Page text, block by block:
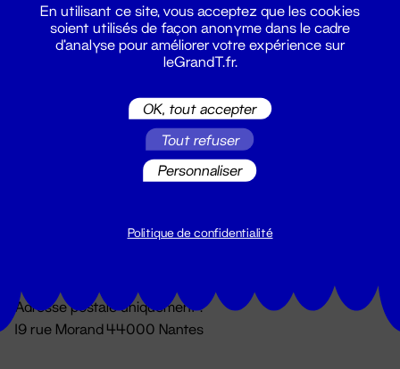
Du lundi au vendredi 14h → 18h
Adresse postale uniquement :
19 rue Morand 44000 Nantes
En utilisant ce site, vous acceptez que les cookies
soient utilisés de façon anonyme dans le cadre
d'analyse pour améliorer votre expérience sur
leGrandT.fr.
OK, tout accepter
Tout refuser
Personnaliser
Politique de confidentialité